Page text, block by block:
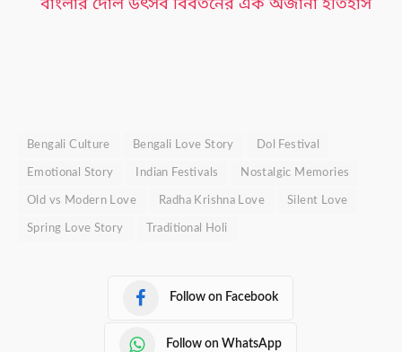
Bengali Culture Bengali Love Story Dol Festival
Emotional Story Indian Festivals Nostalgic Memories
Old vs Modern Love Radha Krishna Love Silent Love
Spring Love Story Traditional Holi
Follow on Facebook
Follow on WhatsApp